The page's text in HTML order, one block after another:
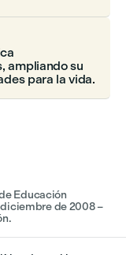
ampliando su
para la vida.
Educación
diciembre de 2008 –